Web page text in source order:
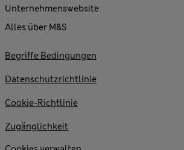
Unternehmenswebsite
Alles über M&S
Begriffe Bedingungen
Datenschutzrichtlinie
Cookie-Richtlinie
Zugänglichkeit